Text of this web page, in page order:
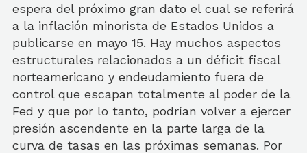
espera del próximo gran dato el cual se referirá
a la inflación minorista de Estados Unidos a
publicarse en mayo 15. Hay muchos aspectos
estructurales relacionados a un déficit fiscal
norteamericano y endeudamiento fuera de
control que escapan totalmente al poder de la
Fed y que por lo tanto, podrían volver a ejercer
presión ascendente en la parte larga de la
curva de tasas en las próximas semanas. Por